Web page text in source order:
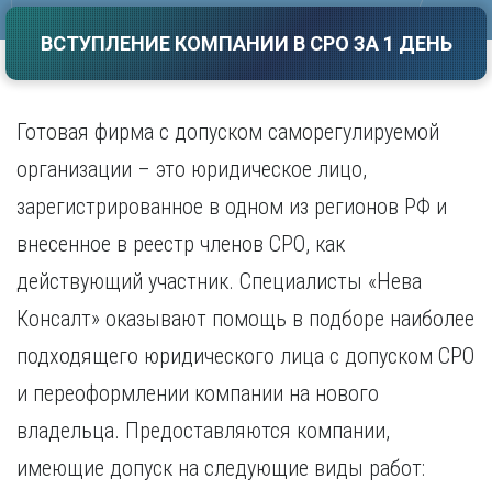
Воронеж
Е
Екатеринбург
И
Ижевск
Иркутск
К
Казань
Калуга
Кемерово
Киров
Краснодар
Красноярск
Севастополь
Симферополь
Сочи
Ставрополь
Тамбов
Тверь
Тольятти
Тула
Тюмень
У
Улан-Удэ
Уфа
ВСТУПЛЕНИЕ КОМПАНИИ В СРО ЗА 1 ДЕНЬ
Готовая фирма с допуском саморегулируемой
организации – это юридическое лицо,
зарегистрированное в одном из регионов РФ и
внесенное в реестр членов СРО, как
действующий участник. Специалисты «Нева
Консалт» оказывают помощь в подборе наиболее
подходящего юридического лица с допуском СРО
и переоформлении компании на нового
владельца. Предоставляются компании,
имеющие допуск на следующие виды работ: